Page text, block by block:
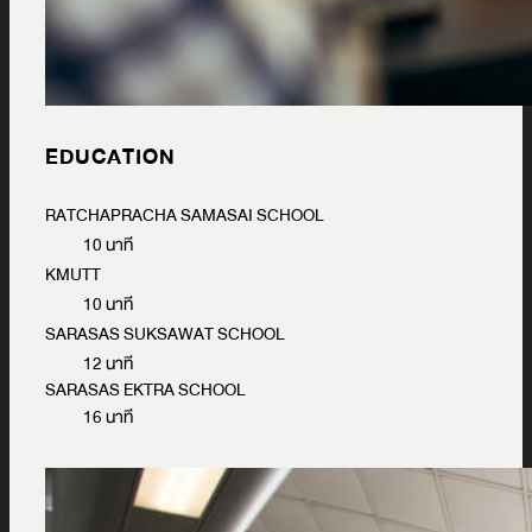
EDUCATION
RATCHAPRACHA SAMASAI SCHOOL
10 นาที
KMUTT
10 นาที
SARASAS SUKSAWAT SCHOOL
12 นาที
SARASAS EKTRA SCHOOL
16 นาที